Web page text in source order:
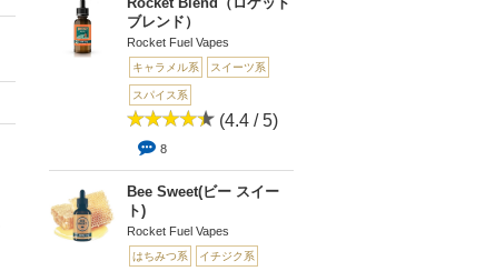
ブレンド）
Rocket Fuel Vapes
キャラメル系 スイーツ系
スパイス系
(4.4 / 5)
8
Bee Sweet(ビー スイー
ト)
Rocket Fuel Vapes
はちみつ系 イチジク系